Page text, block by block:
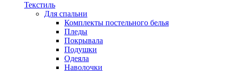
Текстиль
Для спальни
Комплекты постельного белья
Пледы
Покрывала
Подушки
Одеяла
Наволочки